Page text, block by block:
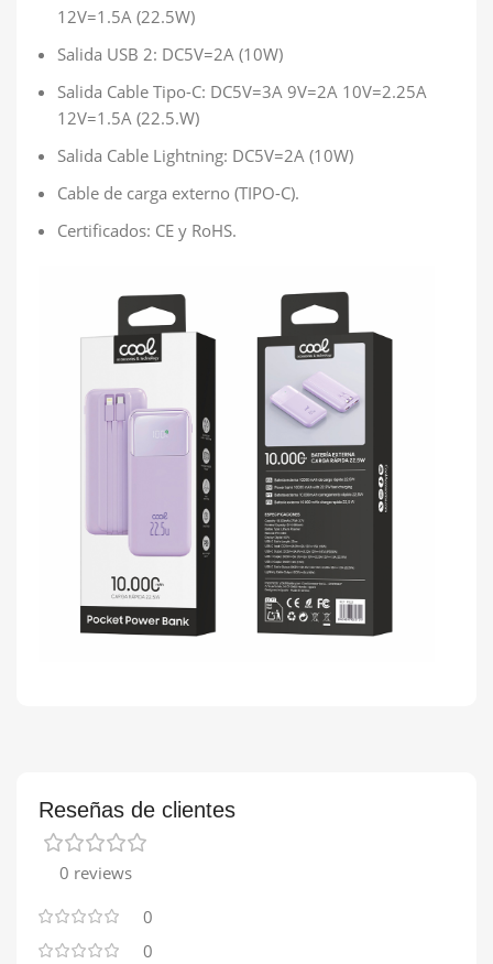
12V=1.5A (22.5W)
Salida USB 2: DC5V=2A (10W)
Salida Cable Tipo-C: DC5V=3A 9V=2A 10V=2.25A
12V=1.5A (22.5.W)
Salida Cable Lightning: DC5V=2A (10W)
Cable de carga externo (TIPO-C).
Certificados: CE y RoHS.
Reseñas de clientes
0 reviews
0
0